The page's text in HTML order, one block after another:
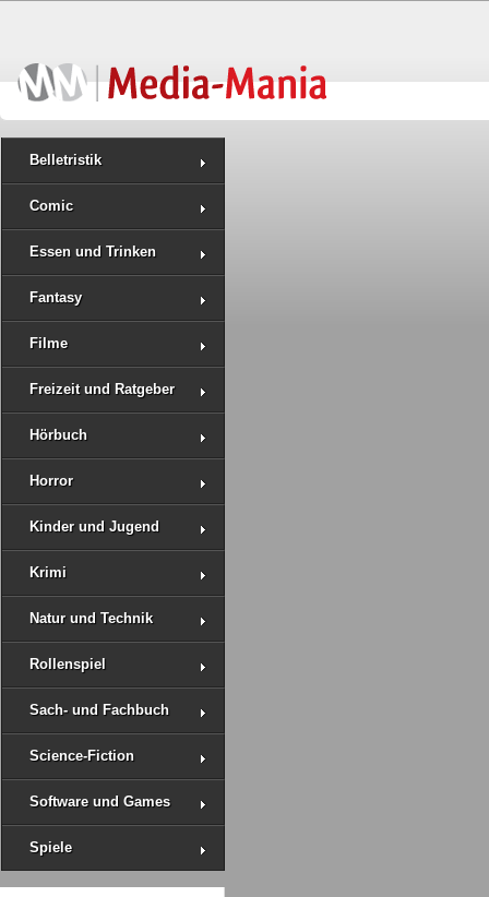
Belletristik
Comic
Essen und Trinken
Fantasy
Filme
Freizeit und Ratgeber
Hörbuch
Horror
Kinder und Jugend
Krimi
Natur und Technik
Rollenspiel
Sach- und Fachbuch
Science-Fiction
Software und Games
Spiele